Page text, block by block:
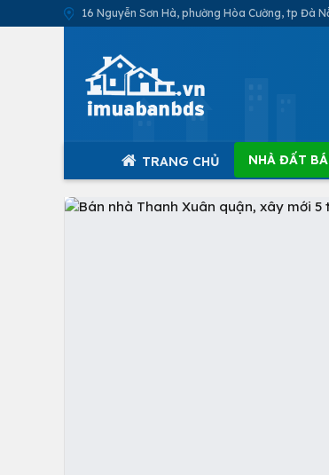
16 Nguyễn Sơn Hà, phường Hòa Cường, tp Đà
TRANG CHỦ NHÀ ĐẤT